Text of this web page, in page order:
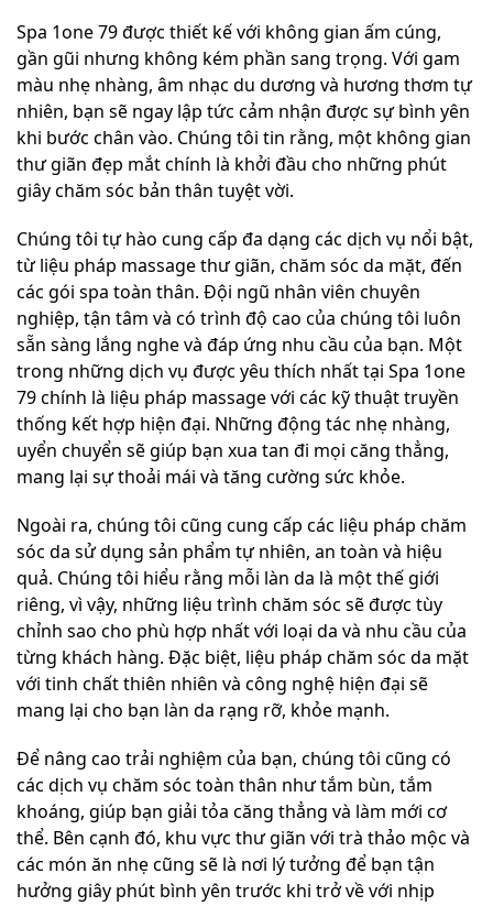
Spa 1one 79 được thiết kế với không gian ấm cúng,
gần gũi nhưng không kém phần sang trọng. Với gam
màu nhẹ nhàng, âm nhạc du dương và hương thơm tự
nhiên, bạn sẽ ngay lập tức cảm nhận được sự bình yên
khi bước chân vào. Chúng tôi tin rằng, một không gian
thư giãn đẹp mắt chính là khởi đầu cho những phút
giây chăm sóc bản thân tuyệt vời.
Chúng tôi tự hào cung cấp đa dạng các dịch vụ nổi bật,
từ liệu pháp massage thư giãn, chăm sóc da mặt, đến
các gói spa toàn thân. Đội ngũ nhân viên chuyên
nghiệp, tận tâm và có trình độ cao của chúng tôi luôn
sẵn sàng lắng nghe và đáp ứng nhu cầu của bạn. Một
trong những dịch vụ được yêu thích nhất tại Spa 1one
79 chính là liệu pháp massage với các kỹ thuật truyền
thống kết hợp hiện đại. Những động tác nhẹ nhàng,
uyển chuyển sẽ giúp bạn xua tan đi mọi căng thẳng,
mang lại sự thoải mái và tăng cường sức khỏe.
Ngoài ra, chúng tôi cũng cung cấp các liệu pháp chăm
sóc da sử dụng sản phẩm tự nhiên, an toàn và hiệu
quả. Chúng tôi hiểu rằng mỗi làn da là một thế giới
riêng, vì vậy, những liệu trình chăm sóc sẽ được tùy
chỉnh sao cho phù hợp nhất với loại da và nhu cầu của
từng khách hàng. Đặc biệt, liệu pháp chăm sóc da mặt
với tinh chất thiên nhiên và công nghệ hiện đại sẽ
mang lại cho bạn làn da rạng rỡ, khỏe mạnh.
Để nâng cao trải nghiệm của bạn, chúng tôi cũng có
các dịch vụ chăm sóc toàn thân như tắm bùn, tắm
khoáng, giúp bạn giải tỏa căng thẳng và làm mới cơ
thể. Bên cạnh đó, khu vực thư giãn với trà thảo mộc và
các món ăn nhẹ cũng sẽ là nơi lý tưởng để bạn tận
hưởng giây phút bình yên trước khi trở về với nhịp